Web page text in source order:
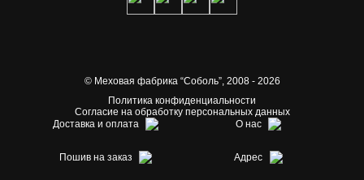
© Меховая фабрика “Соболь”,2008 - 2026
Политика конфиденциальности
Согласие на обработку персональных данных
Доставка и оплата
О нас
Пошив на заказ Адрес